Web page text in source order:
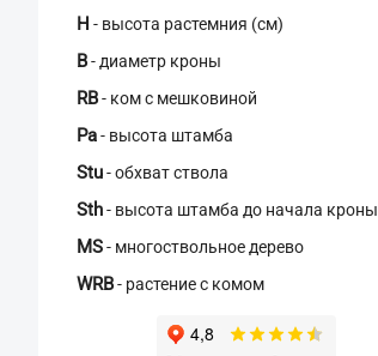
H - высота растемния (см)
В- диаметр кроны
RB- ком с мешковиной
Pa- высота штамба
Stu- обхват ствола
Sth- высота штамба до начала кроны
MS- многоствольное дерево
WRB- растение с комом